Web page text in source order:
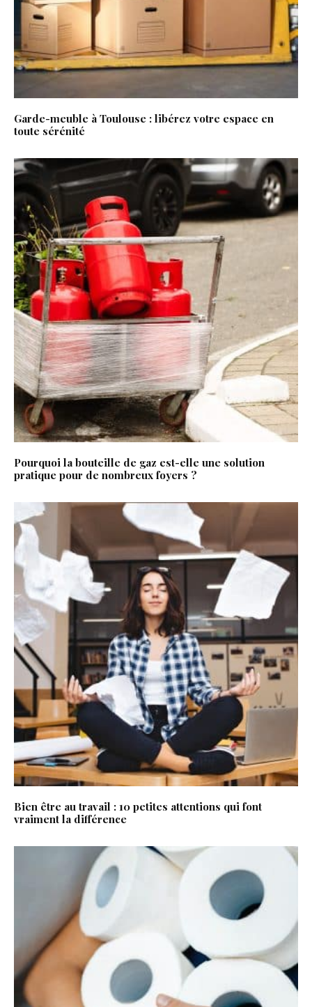
Garde-meuble à Toulouse : libérez votre espace en
toute sérénité
Pourquoi la bouteille de gaz est-elle une solution
pratique pour de nombreux foyers ?
Bien être au travail : 10 petites attentions qui font
vraiment la différence